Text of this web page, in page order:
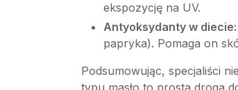
ekspozycję na UV.
Antyoksydanty w diecie:
papryka). Pomaga on
Podsumowując, specjaliści